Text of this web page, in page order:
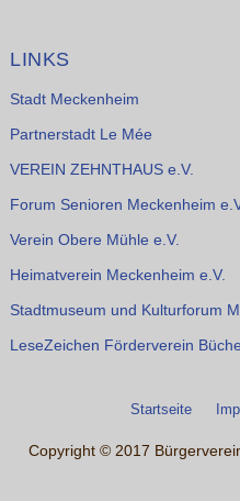
LINKS
Stadt Meckenheim
Partnerstadt Le Mée
VEREIN ZEHNTHAUS e.V.
Forum Senioren Meckenheim
Verein Obere Mühle e.V.
Heimatverein Meckenheim e.V.
Stadtmuseum und Kulturforum
LeseZeichen Förderverein
Startseite
Copyright © 2017